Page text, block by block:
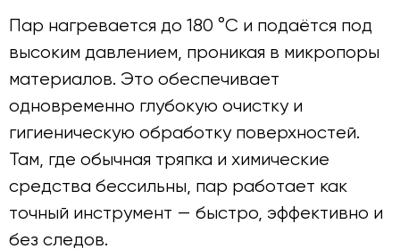
Пар нагревается до 180 °C и подаётся под
высоким давлением, проникая в микропоры
материалов. Это обеспечивает
одновременно глубокую очистку и
гигиеническую обработку поверхностей.
Там, где обычная тряпка и химические
средства бессильны, пар работает как
точный инструмент — быстро, эффективно и
без следов.